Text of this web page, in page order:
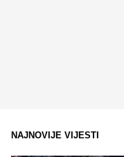
NAJNOVIJE VIJESTI